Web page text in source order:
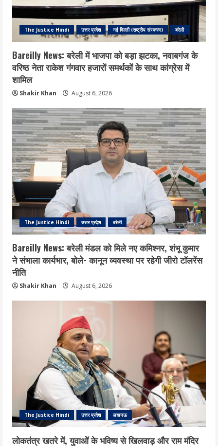
The Justice Hindi उत्तर प्रदेश नई दिल्ली (राष्ट्रीय संस्करण) बरेली
Bareilly News: बरेली में भाजपा को बड़ा झटका, नवाबगंज के
वरिष्ठ नेता राकेश गंगवार हजारों समर्थकों के साथ कांग्रेस में
शामिल
Shakir Khan August 6, 2026
The Justice Hindi उत्तर प्रदेश बरेली
Bareilly News: बरेली मंडल को मिले नए कमिश्नर, शंभू कुमार
ने संभाला कार्यभार, बोले- कानून व्यवस्था पर रहेगी जीरो टॉलरेंस
नीति
Shakir Khan August 6, 2026
The Justice Hindi उत्तर प्रदेश लखनऊ
लोकतंत्र खतरे में, युवाओं के भविष्य से खिलवाड़ और राम मंदिर